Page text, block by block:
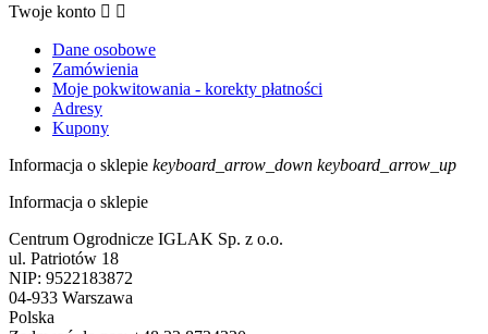
Twoje konto  
Dane osobowe
Zamówienia
Moje pokwitowania - korekty płatności
Adresy
Kupony
Informacja o sklepie keyboard_arrow_down keyboard_arrow_up
Informacja o sklepie
Centrum Ogrodnicze IGLAK Sp. z o.o.
ul. Patriotów 18
NIP: 9522183872
04-933 Warszawa
Polska